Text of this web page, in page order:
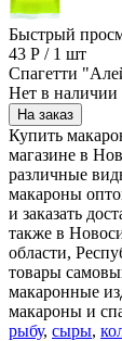
Быстрый
43 Р / 1 шт
Спагетти
Нет в наличии
На заказ
Купить
магазине в
различные
макароны
и заказать
также в
области,
товары
макаронные
макароны и
рыбу, сыры,